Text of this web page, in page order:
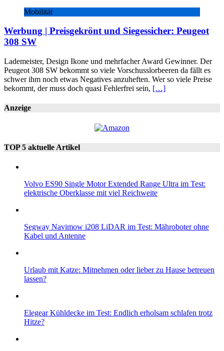
Mobilität
Werbung | Preisgekrönt und Siegessicher: Peugeot
308 SW
Lademeister, Design Ikone und mehrfacher Award Gewinner. Der
Peugeot 308 SW bekommt so viele Vorschusslorbeeren da fällt es
schwer ihm noch etwas Negatives anzuheften. Wer so viele Preise
bekommt, der muss doch quasi Fehlerfrei sein, […]
Anzeige
TOP 5 aktuelle Artikel
Volvo ES90 Single Motor Extended Range Ultra im Test:
elektrische Oberklasse mit viel Reichweite
Segway Navimow i208 LiDAR im Test: Mähroboter ohne
Kabel und Antenne
Urlaub mit Katze: Mitnehmen oder lieber zu Hause betreuen
lassen?
Elegear Kühldecke im Test: Endlich erholsam schlafen trotz
Hitze?